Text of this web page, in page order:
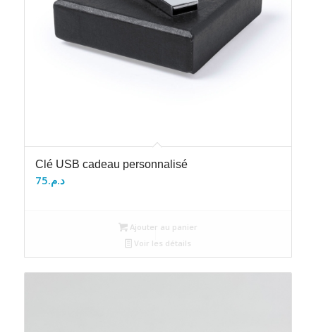
Clé USB cadeau personnalisé
د.م.75
Ajouter au panier
Voir les détails